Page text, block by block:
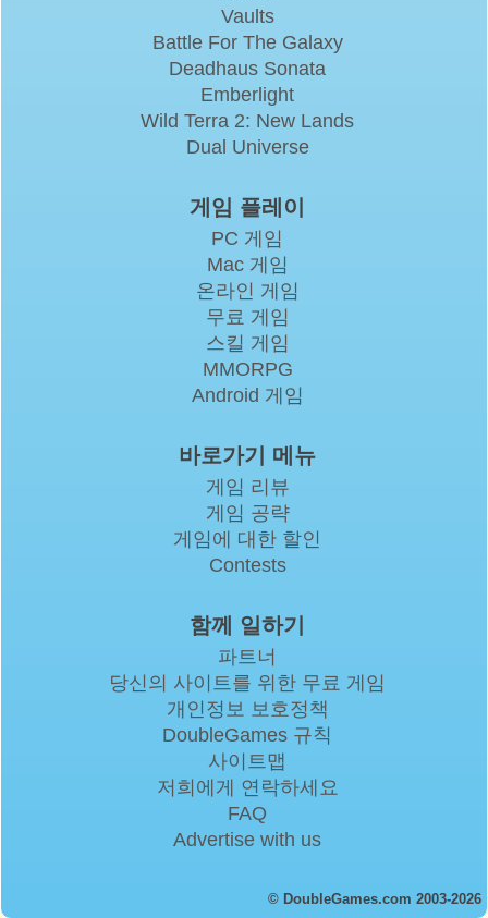
Vaults
Battle For The Galaxy
Deadhaus Sonata
Emberlight
Wild Terra 2: New Lands
Dual Universe
게임 플레이
PC 게임
Mac 게임
온라인 게임
무료 게임
스킬 게임
MMORPG
Android 게임
바로가기 메뉴
게임 리뷰
게임 공략
게임에 대한 할인
Contests
함께 일하기
파트너
당신의 사이트를 위한 무료 게임
개인정보 보호정책
DoubleGames 규칙
사이트맵
저희에게 연락하세요
FAQ
Advertise with us
© DoubleGames.com 2003-2026